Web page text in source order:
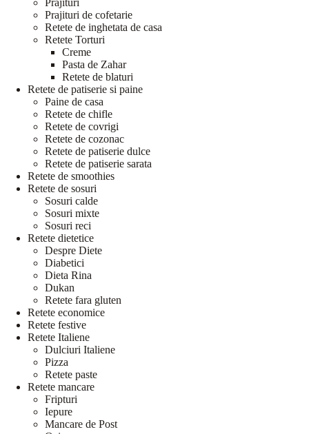
Prajituri de cofetarie
Retete de inghetata de casa
Retete Torturi
Creme
Pasta de Zahar
Retete de blaturi
Retete de patiserie si paine
Paine de casa
Retete de chifle
Retete de covrigi
Retete de cozonac
Retete de patiserie dulce
Retete de patiserie sarata
Retete de smoothies
Retete de sosuri
Sosuri calde
Sosuri mixte
Sosuri reci
Retete dietetice
Despre Diete
Diabetici
Dieta Rina
Dukan
Retete fara gluten
Retete economice
Retete festive
Retete Italiene
Dulciuri Italiene
Pizza
Retete paste
Retete mancare
Fripturi
Iepure
Mancare de Post